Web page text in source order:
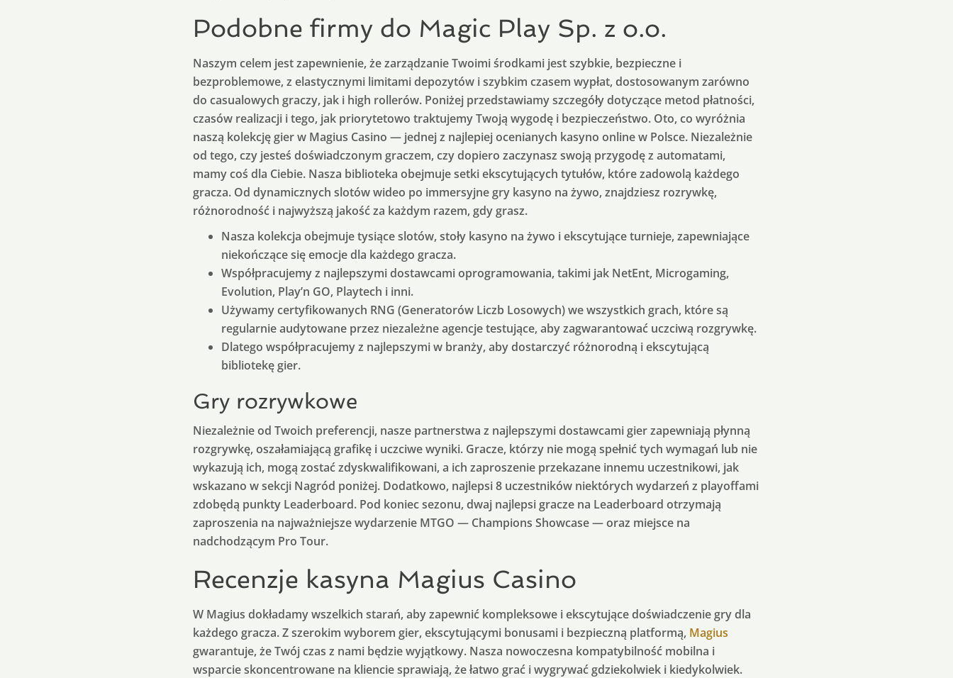
Podobne firmy do Magic Play Sp. z o.o.
Naszym celem jest zapewnienie, że zarządzanie Twoimi środkami jest szybkie, bezpieczne i
bezproblemowe, z elastycznymi limitami depozytów i szybkim czasem wypłat, dostosowanym zarówno
do casualowych graczy, jak i high rollerów. Poniżej przedstawiamy szczegóły dotyczące metod płatności,
czasów realizacji i tego, jak priorytetowo traktujemy Twoją wygodę i bezpieczeństwo. Oto, co wyróżnia
naszą kolekcję gier w Magius Casino — jednej z najlepiej ocenianych kasyno online w Polsce. Niezależnie
od tego, czy jesteś doświadczonym graczem, czy dopiero zaczynasz swoją przygodę z automatami,
mamy coś dla Ciebie. Nasza biblioteka obejmuje setki ekscytujących tytułów, które zadowolą każdego
gracza. Od dynamicznych slotów wideo po immersyjne gry kasyno na żywo, znajdziesz rozrywkę,
różnorodność i najwyższą jakość za każdym razem, gdy grasz.
Nasza kolekcja obejmuje tysiące slotów, stoły kasyno na żywo i ekscytujące turnieje, zapewniające
niekończące się emocje dla każdego gracza.
Współpracujemy z najlepszymi dostawcami oprogramowania, takimi jak NetEnt, Microgaming,
Evolution, Play’n GO, Playtech i inni.
Używamy certyfikowanych RNG (Generatorów Liczb Losowych) we wszystkich grach, które są
regularnie audytowane przez niezależne agencje testujące, aby zagwarantować uczciwą rozgrywkę.
Dlatego współpracujemy z najlepszymi w branży, aby dostarczyć różnorodną i ekscytującą
bibliotekę gier.
Gry rozrywkowe
Niezależnie od Twoich preferencji, nasze partnerstwa z najlepszymi dostawcami gier zapewniają płynną
rozgrywkę, oszałamiającą grafikę i uczciwe wyniki. Gracze, którzy nie mogą spełnić tych wymagań lub nie
wykazują ich, mogą zostać zdyskwalifikowani, a ich zaproszenie przekazane innemu uczestnikowi, jak
wskazano w sekcji Nagród poniżej. Dodatkowo, najlepsi 8 uczestników niektórych wydarzeń z playoffami
zdobędą punkty Leaderboard. Pod koniec sezonu, dwaj najlepsi gracze na Leaderboard otrzymają
zaproszenia na najważniejsze wydarzenie MTGO — Champions Showcase — oraz miejsce na
nadchodzącym Pro Tour.
Recenzje kasyna Magius Casino
W Magius dokładamy wszelkich starań, aby zapewnić kompleksowe i ekscytujące doświadczenie gry dla
każdego gracza. Z szerokim wyborem gier, ekscytującymi bonusami i bezpieczną platformą, Magius
gwarantuje, że Twój czas z nami będzie wyjątkowy. Nasza nowoczesna kompatybilność mobilna i
wsparcie skoncentrowane na kliencie sprawiają, że łatwo grać i wygrywać gdziekolwiek i kiedykolwiek.